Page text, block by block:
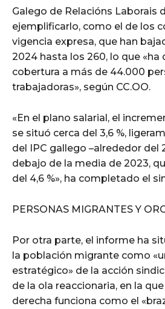
Galego de Relacións Laborais
ejemplificarlo, como el de los
vigencia expresa, que han
2024 hasta los 260, lo que «ha
cobertura a más de 44.000
trabajadoras», según CC.OO.
«En el plano salarial, el
se situó cerca del 3,6 %,
del IPC gallego –alrededor del
debajo de la media de 2023,
del 4,6 %», ha completado el
PERSONAS MIGRANTES Y
Por otra parte, el informe ha
la población migrante como
estratégico» de la acción
de la ola reaccionaria, en la
derecha funciona como el